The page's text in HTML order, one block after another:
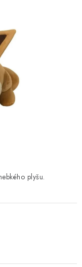
a reklamácia
plyšu.